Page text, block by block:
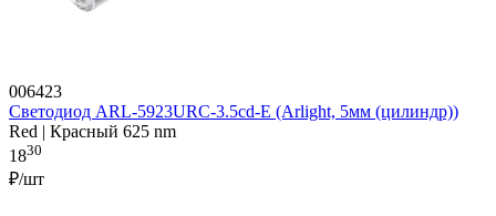
006423
Светодиод ARL-5923URC-3.5cd-E (Arlight, 5мм (цилиндр))
Red | Красный 625 nm
1830
₽/шт